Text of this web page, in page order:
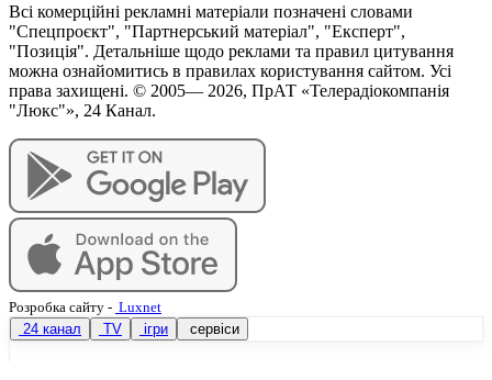
Всі комерційні рекламні матеріали позначені словами
"Спецпроєкт", "Партнерський матеріал", "Експерт",
"Позиція". Детальніше щодо реклами та правил цитування
можна ознайомитись в правилах користування сайтом. Усі
права захищені. © 2005— 2026, ПрАТ «Телерадіокомпанія
"Люкс"», 24 Канал.
Розробка сайту - Luxnet
24 канал
TV ігри сервіси